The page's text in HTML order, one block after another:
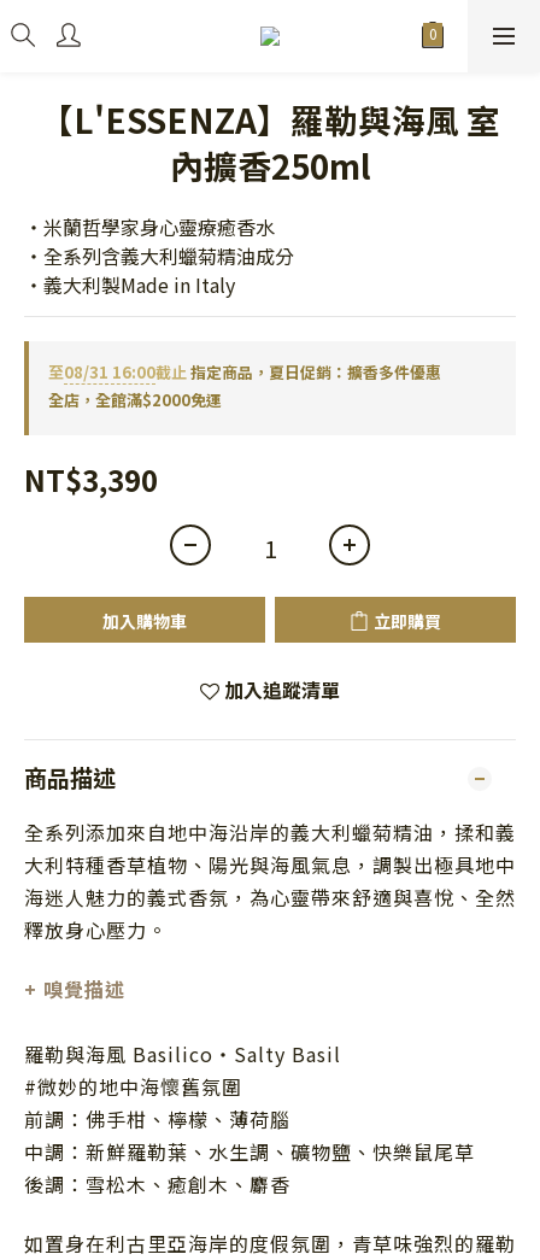
【L'ESSENZA】羅勒與海風 室
內擴香250ml
・米蘭哲學家身心靈療癒香水
・全系列含義大利蠟菊精油成分
・義大利製Made in Italy
至08/31 16:00截止指定商品，夏日促銷：擴香多件優惠
全店，全館滿$2000免運
NT$3,390
加入購物車 立即購買
加入追蹤清單
商品描述
全系列添加來自地中海沿岸的義大利蠟菊精油，揉和義
大利特種香草植物、陽光與海風氣息，調製出極具地中
海迷人魅力的義式香氛，為心靈帶來舒適與喜悅、全然
釋放身心壓力。
+ 嗅覺描述
羅勒與海風 Basilico・Salty Basil
#微妙的地中海懷舊氛圍
前調：佛手柑、檸檬、薄荷腦
中調：新鮮羅勒葉、水生調、礦物鹽、快樂鼠尾草
後調：雪松木、癒創木、麝香
如置身在利古里亞海岸的度假氛圍，青草味強烈的羅勒